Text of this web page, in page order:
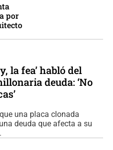
por
la fea’ habló del
deuda: ‘No
una placa clonada
deuda que afecta a su